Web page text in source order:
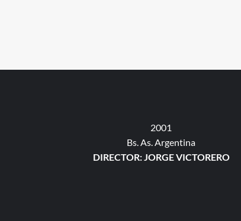
2001
Bs. As. Argentina
DIRECTOR: JORGE VICTORERO